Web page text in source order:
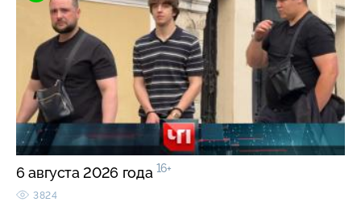
6 августа 2026 года 16+
3824